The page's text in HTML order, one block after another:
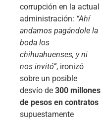
corrupción en la actual
administración: “Ahí
andamos pagándole la
boda los
chihuahuenses, y ni
nos invitó”, ironizó
sobre un posible
desvío de 300 millones
de pesos en contratos
supuestamente